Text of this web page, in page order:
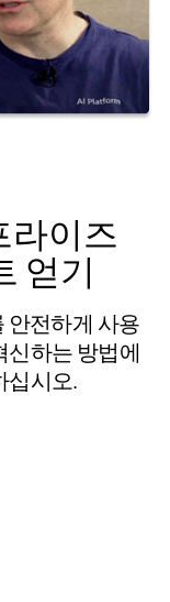
라이즈
얻기
안전하게 사용
신하는 방법에
십시오.